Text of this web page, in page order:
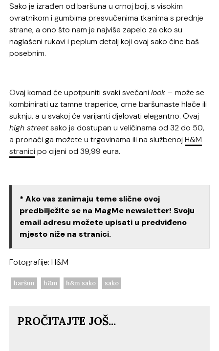
Sako je izrađen od baršuna u crnoj boji, s visokim
ovratnikom i gumbima presvučenima tkanima s prednje
strane, a ono što nam je najviše zapelo za oko su
naglašeni rukavi i peplum detalj koji ovaj sako čine baš
posebnim.
Ovaj komad će upotpuniti svaki svečanilook –može se
kombinirati uz tamne traperice, crne baršunaste hlače ili
suknju, a u svakoj će varijanti djelovati elegantno. Ovaj
high streetsako je dostupan u veličinama od 32 do 50,
a pronaći ga možete u trgovinama ili na službenojH&M
stranici po cijeni od 39,99 eura.
* Ako vas zanimaju teme slične ovoj
predbilježite se na MagMe newsletter! Svoju
email adresu možete upisati u predviđeno
mjesto niže na stranici.
Fotografije: H&M
baršun h&m h&m sako sako
PROČITAJTE JOŠ...